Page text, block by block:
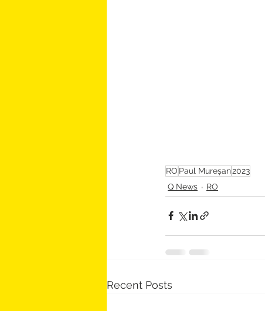
RO Paul Mureșan2023
Q News
RO
Recent Posts